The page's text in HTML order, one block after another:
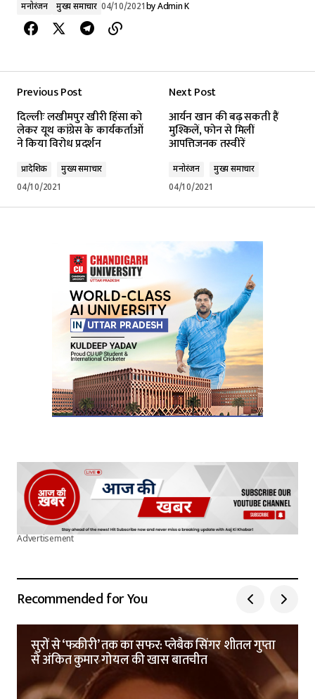
मनोरंजन मुख्य समाचार 04/10/2021byAdmin K
Previous Post
दिल्लीः लखीमपुर खीरी हिंसा को
लेकर यूथ कांग्रेस के कार्यकर्ताओं
ने किया विरोध प्रदर्शन
प्रादेशिक
मुख्य समाचार
04/10/2021
Next Post
आर्यन खान की बढ़ सकती हैं
मुश्किलें, फोन से मिलीं
आपत्तिजनक तस्वीरें
मनोरंजन
मुख्य समाचार
04/10/2021
Advertisement
Recommended for You
सुरों से ‘फकीरी’ तक का सफर: प्लेबैक सिंगर शीतल गुप्ता
से अंकित कुमार गोयल की खास बातचीत